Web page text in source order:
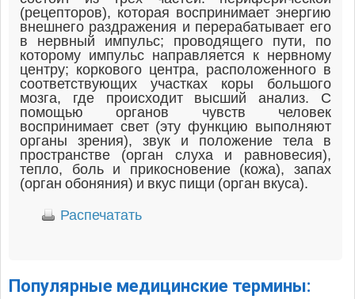
(рецепторов), которая воспринимает энергию
внешнего раздражения и перерабатывает его
в нервный импульс; проводящего пути, по
которому импульс направляется к нервному
центру; коркового центра, расположенного в
соответствующих участках коры большого
мозга, где происходит высший анализ. С
помощью органов чувств человек
воспринимает свет (эту функцию выполняют
органы зрения), звук и положение тела в
пространстве (орган слуха и равновесия),
тепло, боль и прикосновение (кожа), запах
(орган обоняния) и вкус пищи (орган вкуса).
Распечатать
Популярные медицинские термины: